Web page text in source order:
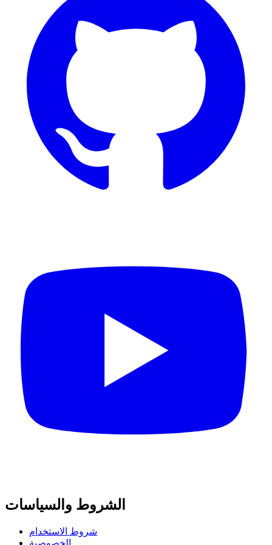
الشروط والسياسات
شروط الاستخدام
الخصوصية